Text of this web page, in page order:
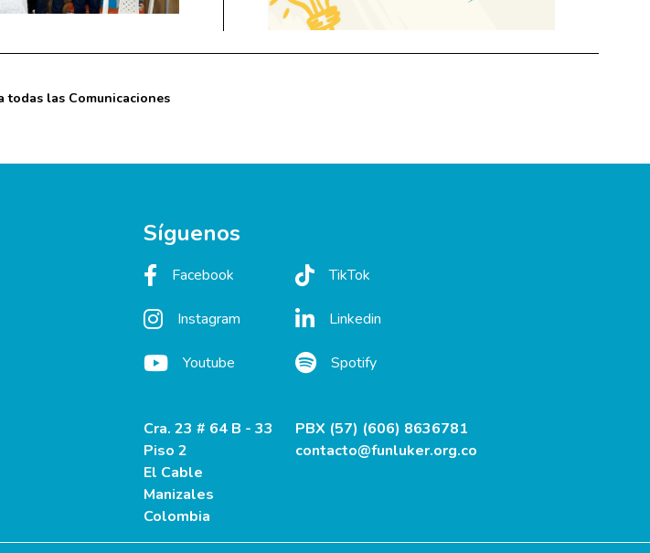
todas las Comunicaciones
Síguenos
Facebook
Instagram
Youtube
TikTok
Linkedin
Spotify
Cra. 23 # 64 B - 33
Piso 2
El Cable
Manizales
Colombia
PBX (57) (606) 8636781
contacto@funluker.org.co